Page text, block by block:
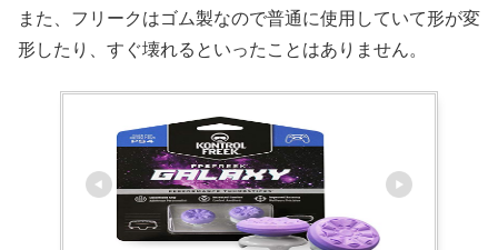
また、フリークはゴム製なので普通に使用していて形が変
形したり、すぐ壊れるといったことはありません。